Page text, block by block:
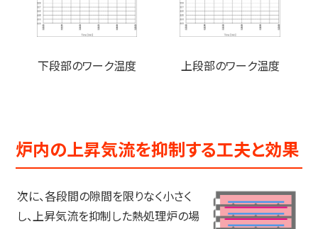
下段部のワーク温度 上段部のワーク温度
炉内の上昇気流を抑制する工夫と効果
次に、各段間の隙間を限りなく小さく
し、上昇気流を抑制した熱処理炉の場